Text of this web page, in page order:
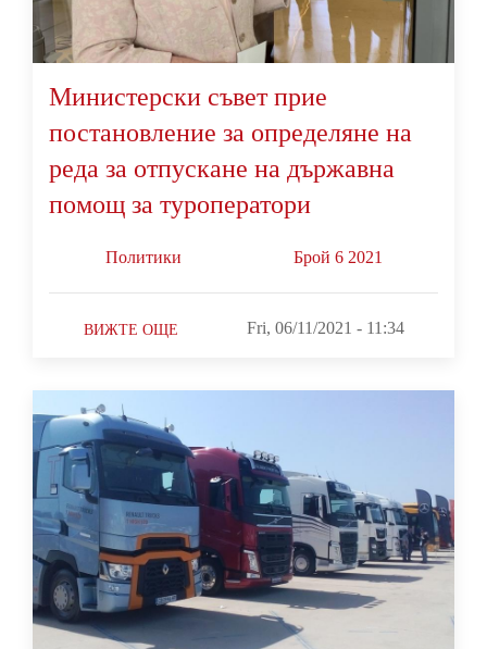
Министерски съвет прие
постановление за определяне на
реда за отпускане на държавна
помощ за туроператори
Политики Брой 6 2021
ВИЖТЕ ОЩЕ Fri, 06/11/2021 - 11:34